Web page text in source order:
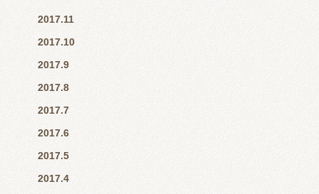
2017.11
2017.10
2017.9
2017.8
2017.7
2017.6
2017.5
2017.4